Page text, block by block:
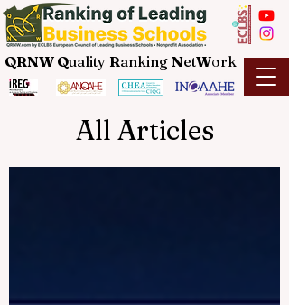
QRNW Quality Ranking NetWork
All Articles